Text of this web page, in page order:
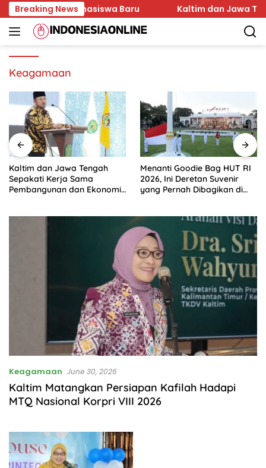
Skip
to
content
Breaking News
Karakter Mahasiswa Baru Kaltim dan Jawa
Keagamaan
Kaltim dan Jawa Tengah
Sepakati Kerja Sama
Pembangunan dan Ekonomi
Menanti Goodie Bag HUT RI
2026, Ini Deretan Suvenir
yang Pernah Dibagikan di
Keagamaan June 30, 2026
Kaltim Matangkan Persiapan Kafilah Hadapi
MTQ Nasional Korpri VIII 2026